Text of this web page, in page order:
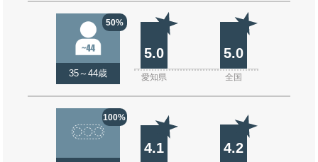
50%
35～44歳
5.0 5.0
愛知県 全国
100%
4.1 4.2